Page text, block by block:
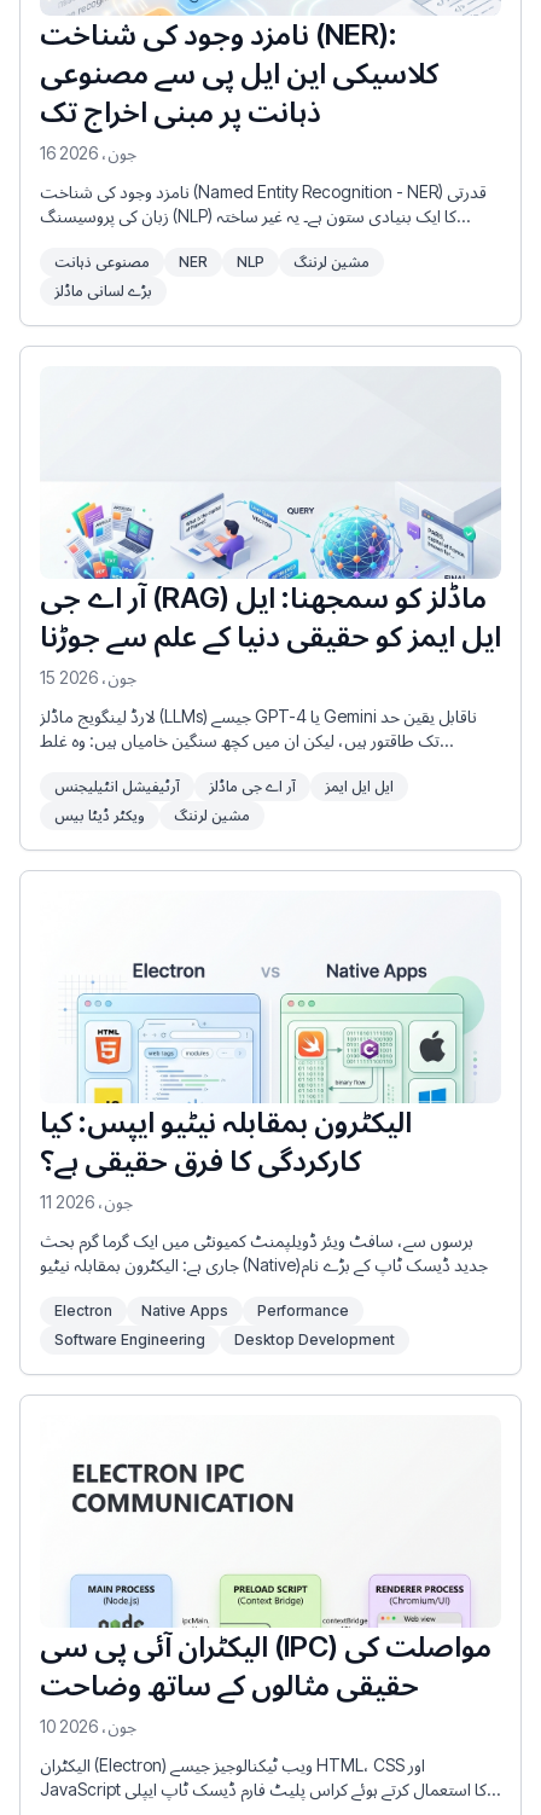
نامزد وجود کی شناخت (NER):
کلاسیکی این ایل پی سے مصنوعی
ذہانت پر مبنی اخراج تک
16 جون، 2026
نامزد وجود کی شناخت (Named Entity Recognition - NER) قدرتی
زبان کی پروسیسنگ (NLP) کا ایک بنیادی ستون ہے۔ یہ غیر ساختہ
کے نام، تنظیموں، مقامات، تاریخوں، مالیاتی اقدار، اور مصنوعات کے
ناموں کی خودکار شناخت اور درجہ بندی کا عمل ہے۔
مصنوعی ذہانت NER NLP
مشین لرننگ
بڑے لسانی ماڈلز
آر اے جی (RAG) ماڈلز کو سمجھنا: ایل
ایل ایمز کو حقیقی دنیا کے علم سے جوڑنا
15 جون، 2026
لارڈ لینگویج ماڈلز (LLMs) جیسے GPT-4 یا Gemini ناقابل یقین حد
تک طاقتور ہیں، لیکن ان میں کچھ سنگین خامیاں ہیں: وہ غلط
کے بعد کی معلومات نہیں ہوتیں، اور ان کے پاس آپ کے نجی ڈیٹا تک
رسائی نہیں ہوتی۔ ان حدود کو حل کرنے کے لیے، ڈویلپرز ریٹریول-آگمنٹڈ
آرٹیفیشل انٹیلیجنس آر اے جی ماڈلز
ایل ایل ایمز
ویکٹر ڈیٹا بیس
مشین لرننگ
الیکٹرون بمقابلہ نیٹیو ایپس: کیا
کارکردگی کا فرق حقیقی ہے؟
11 جون، 2026
برسوں سے، سافٹ ویئر ڈویلپمنٹ کمیونٹی میں ایک گرما گرم بحث
جاری ہے: الیکٹرون بمقابلہ نیٹیو (Native)۔ جدید ڈیسک ٹاپ کے بڑے نام
بنائے گئے ہیں، جو کہ ایک ایسا فریم ورک ہے جو ڈویلپرز کو ویب ٹیکنالوجیز
کا استعمال کرتے ہوئے کراس پلیٹ فارم ڈیسک ٹاپ ایپس بنانے کی
Electron Native Apps
Performance
Software Engineering
Desktop Development
الیکٹران آئی پی سی (IPC) مواصلت کی
حقیقی مثالوں کے ساتھ وضاحت
10 جون، 2026
الیکٹران (Electron) ویب ٹیکنالوجیز جیسے HTML، CSS اور
JavaScript کا استعمال کرتے ہوئے کراس پلیٹ فارم ڈیسک ٹاپ ایپلی